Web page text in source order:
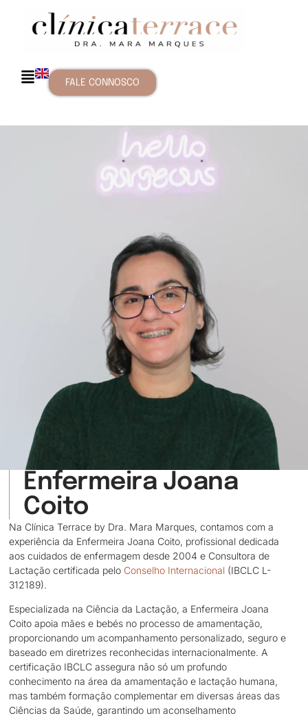
FALE CONNOSCO
Enfermeira Joana
Coito
Na Clínica Terrace by Dra. Mara Marques, contamos com a
experiência da Enfermeira Joana Coito, profissional dedicada
aos cuidados de enfermagem desde 2004 e Consultora de
Lactação certificada pelo Conselho Internacional (IBCLC L-
312189).
Especializada na Ciência da Lactação, a Enfermeira Joana
Coito apoia mães e bebés no processo de amamentação,
proporcionando um acompanhamento personalizado, seguro e
baseado em diretrizes reconhecidas internacionalmente. A
certificação IBCLC assegura não só um profundo
conhecimento na área da amamentação e lactação humana,
mas também formação complementar em diversas áreas das
Ciências da Saúde, garantindo um aconselhamento